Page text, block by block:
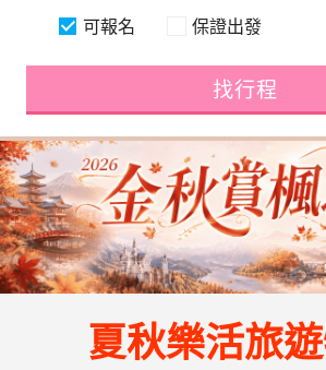
可報名 保證出發
找行程
夏秋樂活旅